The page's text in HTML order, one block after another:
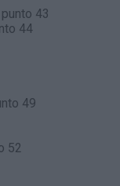
43
44
49
52